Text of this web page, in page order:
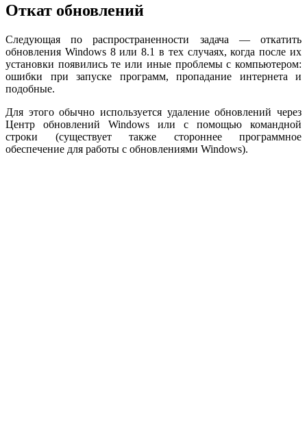
Откат обновлений
Следующая по распространенности задача — откатить
обновления Windows 8 или 8.1 в тех случаях, когда после их
установки появились те или иные проблемы с компьютером:
ошибки при запуске программ, пропадание интернета и
подобные.
Для этого обычно используется удаление обновлений через
Центр обновлений Windows или с помощью командной
строки (существует также стороннее программное
обеспечение для работы с обновлениями Windows).